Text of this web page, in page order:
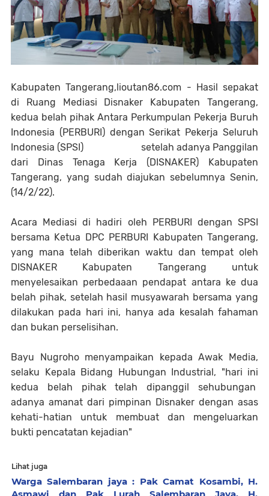
Kabupaten Tangerang,lioutan86.com - Hasil sepakat
di Ruang Mediasi Disnaker Kabupaten Tangerang,
kedua belah pihak Antara Perkumpulan Pekerja Buruh
Indonesia (PERBURI) dengan Serikat Pekerja Seluruh
Indonesia (SPSI) setelah adanya Panggilan
dari Dinas Tenaga Kerja (DISNAKER) Kabupaten
Tangerang, yang sudah diajukan sebelumnya Senin,
(14/2/22).
Acara Mediasi di hadiri oleh PERBURI dengan SPSI
bersama Ketua DPC PERBURI Kabupaten Tangerang,
yang mana telah diberikan waktu dan tempat oleh
DISNAKER Kabupaten Tangerang untuk
menyelesaikan perbedaaan pendapat antara ke dua
belah pihak, setelah hasil musyawarah bersama yang
dilakukan pada hari ini, hanya ada kesalah fahaman
dan bukan perselisihan.
Bayu Nugroho menyampaikan kepada Awak Media,
selaku Kepala Bidang Hubungan Industrial, "hari ini
kedua belah pihak telah dipanggil sehubungan
adanya amanat dari pimpinan Disnaker dengan asas
kehati-hatian untuk membuat dan mengeluarkan
bukti pencatatan kejadian"
Lihat juga
Warga Salembaran jaya : Pak Camat Kosambi, H.